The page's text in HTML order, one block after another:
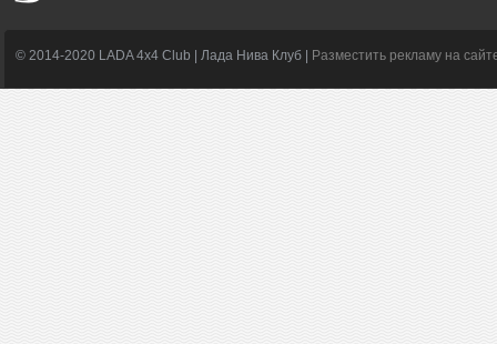
© 2014-2020 LADA 4x4 Club | Лада Нива Клуб | Разместить рекламу на